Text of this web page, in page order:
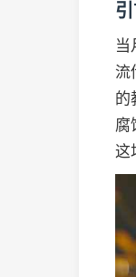
当
流
的
腐
这